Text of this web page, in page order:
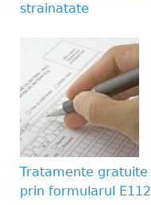
strainatate
Tratamente gratuite
prin formularul E112